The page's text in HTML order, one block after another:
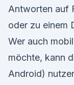
Antworten auf
oder zu einem
Wer auch
möchte, kann
Android)